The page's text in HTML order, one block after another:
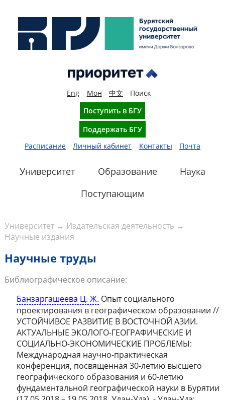
Eng Мон 中文
Поиск
Поступить в БГУ
Поддержать БГУ
Расписание
Личный кабинет Контакты Почта
Университет Образование
Наука
Поступающим
Университет→ Издательская деятельность→
Научные издания
Научные труды
Библиографическое описание:
Банзаргашеева Ц. Ж. Опыт социального
проектирования в географическом образовании //
УСТОЙЧИВОЕ РАЗВИТИЕ В ВОСТОЧНОЙ АЗИИ.
АКТУАЛЬНЫЕ ЭКОЛОГО-ГЕОГРАФИЧЕСКИЕ И
СОЦИАЛЬНО-ЭКОНОМИЧЕСКИЕ ПРОБЛЕМЫ:
Международная научно-практическая
конференция, посвященная 30-летию высшего
географического образования и 60-летию
фундаментальной географической науки в Бурятии